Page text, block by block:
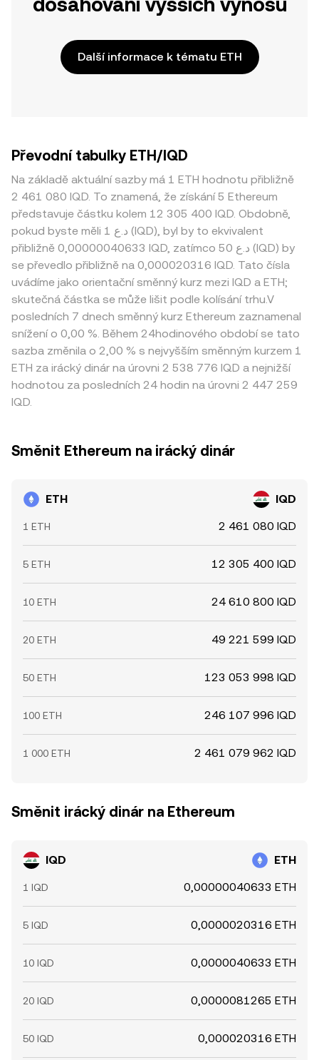
Další informace k tématu ETH
Převodní tabulky ETH/IQD
Na základě aktuální sazby má 1 ETH hodnotu přibližně
2 461 080 IQD. To znamená, že získání 5 Ethereum
představuje částku kolem 12 305 400 IQD. Obdobně,
pokud byste měli 1 د.ع (IQD), byl by to ekvivalent
přibližně 0,00000040633 IQD, zatímco 50 د.ع (IQD) by
se převedlo přibližně na 0,000020316 IQD. Tato čísla
uvádíme jako orientační směnný kurz mezi IQD a ETH;
skutečná částka se může lišit podle kolísání trhu.V
posledních 7 dnech směnný kurz Ethereum zaznamenal
snížení o 0,00 %. Během 24hodinového období se tato
sazba změnila o 2,00 % s nejvyšším směnným kurzem 1
ETH za irácký dinár na úrovni 2 538 776 IQD a nejnižší
hodnotou za posledních 24 hodin na úrovni 2 447 259
IQD.
Směnit Ethereum na irácký dinár
ETH IQD
1 ETH 2 461 080 IQD
5 ETH 12 305 400 IQD
10 ETH 24 610 800 IQD
20 ETH 49 221 599 IQD
50 ETH 123 053 998 IQD
100 ETH 246 107 996 IQD
1 000 ETH 2 461 079 962 IQD
Směnit irácký dinár na Ethereum
IQD ETH
1 IQD 0,00000040633 ETH
5 IQD 0,0000020316 ETH
10 IQD 0,0000040633 ETH
20 IQD 0,0000081265 ETH
50 IQD 0,000020316 ETH